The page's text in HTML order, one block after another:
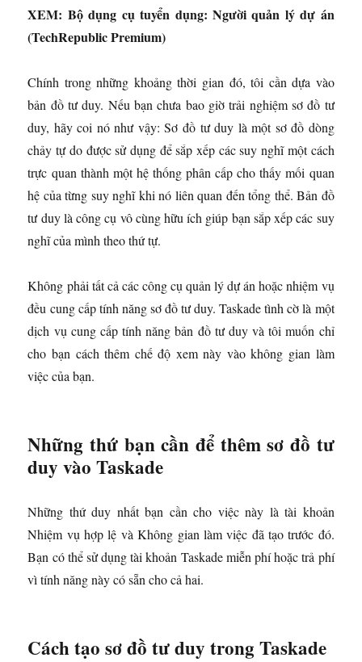
XEM: Bộ dụng cụ tuyển dụng: Người quản lý dự án
(TechRepublic Premium)
Chính trong những khoảng thời gian đó, tôi cần dựa vào
bản đồ tư duy. Nếu bạn chưa bao giờ trải nghiệm sơ đồ tư
duy, hãy coi nó như vậy: Sơ đồ tư duy là một sơ đồ dòng
chảy tự do được sử dụng để sắp xếp các suy nghĩ một cách
trực quan thành một hệ thống phân cấp cho thấy mối quan
hệ của từng suy nghĩ khi nó liên quan đến tổng thể. Bản đồ
tư duy là công cụ vô cùng hữu ích giúp bạn sắp xếp các suy
nghĩ của mình theo thứ tự.
Không phải tất cả các công cụ quản lý dự án hoặc nhiệm vụ
đều cung cấp tính năng sơ đồ tư duy. Taskade tình cờ là một
dịch vụ cung cấp tính năng bản đồ tư duy và tôi muốn chỉ
cho bạn cách thêm chế độ xem này vào không gian làm
việc của bạn.
Những thứ bạn cần để thêm sơ đồ tư
duy vào Taskade
Những thứ duy nhất bạn cần cho việc này là tài khoản
Nhiệm vụ hợp lệ và Không gian làm việc đã tạo trước đó.
Bạn có thể sử dụng tài khoản Taskade miễn phí hoặc trả phí
vì tính năng này có sẵn cho cả hai.
Cách tạo sơ đồ tư duy trong Taskade